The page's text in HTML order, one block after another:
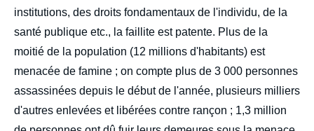
institutions, des droits fondamentaux de l'individu, de la
santé publique etc., la faillite est patente. Plus de la
moitié de la population (12 millions d'habitants) est
menacée de famine ; on compte plus de 3 000 personnes
assassinées depuis le début de l'année, plusieurs milliers
d'autres enlevées et libérées contre rançon ; 1,3 million